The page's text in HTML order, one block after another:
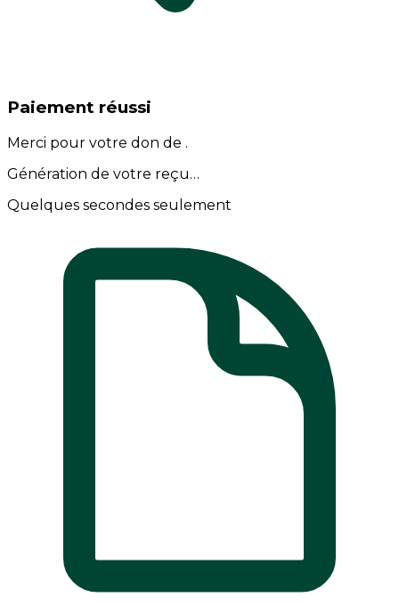
Paiement réussi
Merci pour votre don de .
Génération de votre reçu…
Quelques secondes seulement